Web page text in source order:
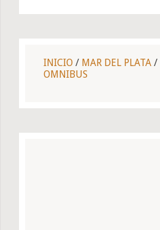
INICIO / MAR DEL PLATA /
OMNIBUS